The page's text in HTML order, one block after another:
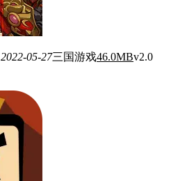
2022-05-27三国游戏46.0MBv2.0